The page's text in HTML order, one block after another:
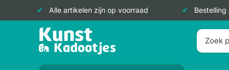
Alle artikelen zijn op voorraad
Doorgaan